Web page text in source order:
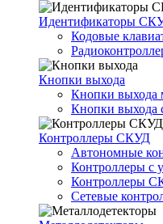
Идентификаторы
Кодовые
Кнопки выхода
Кнопки выхода
Кнопки выхода
Контроллеры СКУД
Автономные
Контроллеры с
Контроллеры
Сетевые